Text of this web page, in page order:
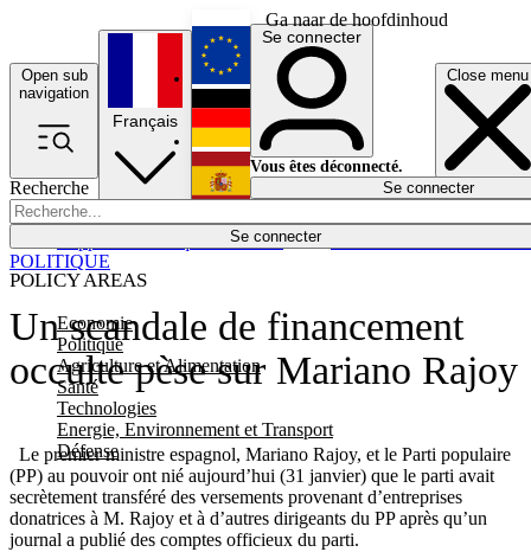
Ga naar de hoofdinhoud
Open sub
navigation
Close menu
Recherche
Se connecter
POLICY AREAS
Economie
Politique
Agriculture et Alimentation
Santé
Technologies
Energie, Environnement et Transport
Défense
Économie
Français
English
Deutsch
Español
Se connecter
Vous êtes déconnecté.
Se connecter
Un scandale de financement
occulte pèse sur Mariano Rajoy
Le premier ministre espagnol, Mariano Rajoy, et le Parti populaire
(PP) au pouvoir ont nié aujourd’hui (31 janvier) que le parti avait
secrètement transféré des versements provenant d’entreprises
donatrices à M. Rajoy et à d’autres dirigeants du PP après qu’un
journal a publié des comptes officieux du parti.
POLITIQUE